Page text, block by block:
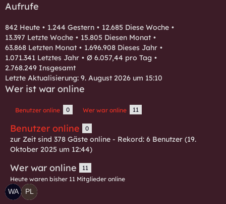
Aufrufe
842 Heute 1.244 Gestern
12.685 Diese Woche
13.397 Letzte Woche
15.805 Diesen Monat
63.868 Letzten Monat
1.696.908 Dieses Jahr
1.071.341 Letztes Jahr
Ø 6.057,44 pro Tag
2.768.249 Insgesamt
Letzte Aktualisierung: 9. August 2026 um 15:10
Wer ist war online
Benutzer online 0 Wer war online 11
Benutzer online 0
zur Zeit sind 378 Gäste online - Rekord: 6 Benutzer (19.
Oktober 2025 um 12:44)
Wer war online
11
Heute waren bisher 11 Mitglieder online